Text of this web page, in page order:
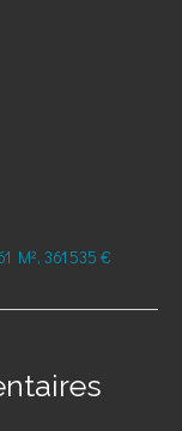
M², 361 535 €